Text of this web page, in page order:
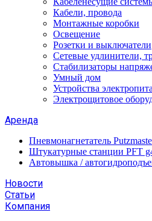
Кабели, провода
Монтажные коробки
Освещение
Розетки и выключатели
Сетевые удлинители,
Стабилизаторы
Умный дом
Устройства
Электрощитовое
Аренда
Пневмонагнетатель
Штукатурные станции PFT
Автовышка /
Новости
Статьи
Компания